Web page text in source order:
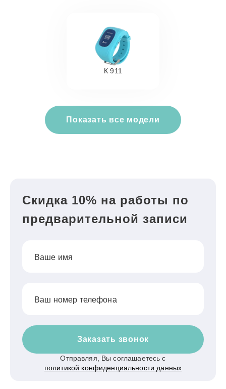
К 911
Показать все модели
Скидка 10% на работы по
предварительной записи
Ваше имя
Ваш номер телефона
Заказать звонок
Отправляя, Вы соглашаетесь с
политикой конфиденциальности данных